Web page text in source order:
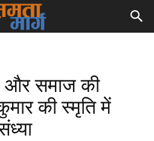
और समाज की
की स्मृति में